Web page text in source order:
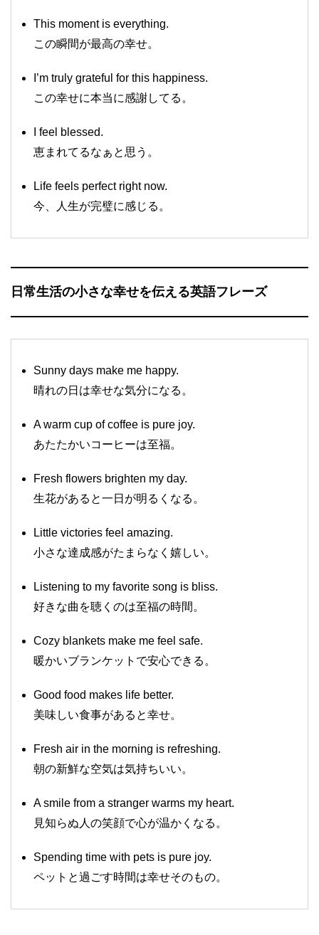
This moment is everything.
この瞬間が最高の幸せ。
I’m truly grateful for this happiness.
この幸せに本当に感謝してる。
I feel blessed.
恵まれてるなぁと思う。
Life feels perfect right now.
今、人生が完璧に感じる。
日常生活の小さな幸せを伝える英語フレーズ
Sunny days make me happy.
晴れの日は幸せな気分になる。
A warm cup of coffee is pure joy.
あたたかいコーヒーは至福。
Fresh flowers brighten my day.
生花があると一日が明るくなる。
Little victories feel amazing.
小さな達成感がたまらなく嬉しい。
Listening to my favorite song is bliss.
好きな曲を聴くのは至福の時間。
Cozy blankets make me feel safe.
暖かいブランケットで安心できる。
Good food makes life better.
美味しい食事があると幸せ。
Fresh air in the morning is refreshing.
朝の新鮮な空気は気持ちいい。
A smile from a stranger warms my heart.
見知らぬ人の笑顔で心が温かくなる。
Spending time with pets is pure joy.
ペットと過ごす時間は幸せそのもの。